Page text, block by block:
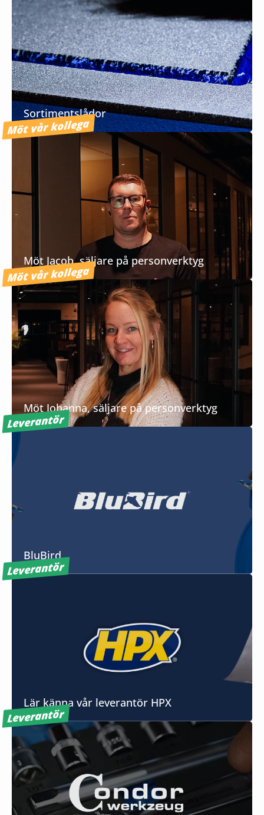
Sortimentslådor
Möt vår kollega
Möt Jacob, säljare på personverktyg
Möt vår kollega
Möt Johanna, säljare på personverktyg
Leverantör
BluBird
Leverantör
Lär känna vår leverantör HPX
Leverantör